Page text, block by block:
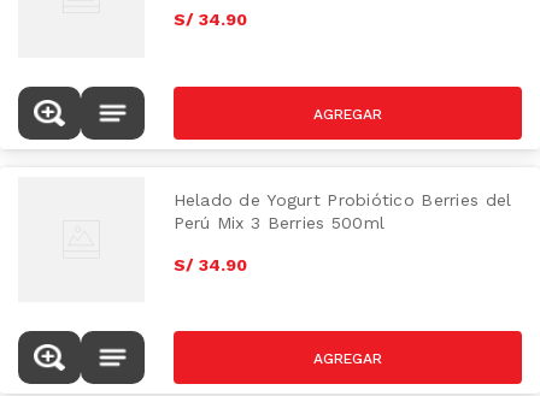
S/ 34.90
Helado de Yogurt Probiótico Berries del
Perú Mix 3 Berries 500ml
S/ 34.90